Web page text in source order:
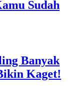
Sudah
Banyak
Kaget!